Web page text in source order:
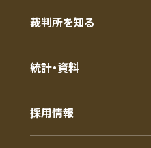
裁判所を知る
統計・資料
採用情報